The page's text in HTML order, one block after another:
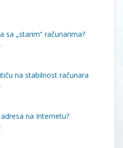
sa „starim“ računarima?
na stabilnost računara
na Internetu?